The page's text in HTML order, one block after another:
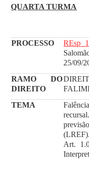
QUARTA TURMA
PROCESSO REsp
25/09/
RAMO DO
DIREITO
TEMA
Art.